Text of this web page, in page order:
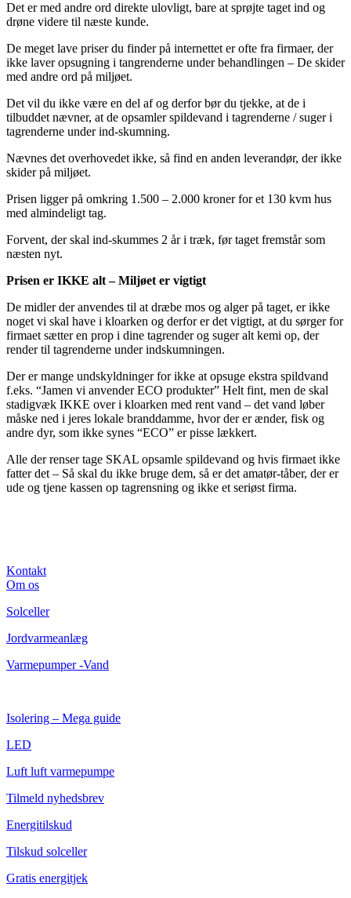
Det er med andre ord direkte ulovligt, bare at sprøjte taget ind og
drøne videre til næste kunde.
De meget lave priser du finder på internettet er ofte fra firmaer, der
ikke laver opsugning i tangrenderne under behandlingen – De skider
med andre ord på miljøet.
Det vil du ikke være en del af og derfor bør du tjekke, at de i
tilbuddet nævner, at de opsamler spildevand i tagrenderne / suger i
tagrenderne under ind-skumning.
Nævnes det overhovedet ikke, så find en anden leverandør, der ikke
skider på miljøet.
Prisen ligger på omkring 1.500 – 2.000 kroner for et 130 kvm hus
med almindeligt tag.
Forvent, der skal ind-skummes 2 år i træk, før taget fremstår som
næsten nyt.
Prisen er IKKE alt – Miljøet er vigtigt
De midler der anvendes til at dræbe mos og alger på taget, er ikke
noget vi skal have i kloarken og derfor er det vigtigt, at du sørger for
firmaet sætter en prop i dine tagrender og suger alt kemi op, der
render til tagrenderne under indskumningen.
Der er mange undskyldninger for ikke at opsuge ekstra spildvand
f.eks. “Jamen vi anvender ECO produkter” Helt fint, men de skal
stadigvæk IKKE over i kloarken med rent vand – det vand løber
måske ned i jeres lokale branddamme, hvor der er ænder, fisk og
andre dyr, som ikke synes “ECO” er pisse lækkert.
Alle der renser tage SKAL opsamle spildevand og hvis firmaet ikke
fatter det – Så skal du ikke bruge dem, så er det amatør-tåber, der er
ude og tjene kassen op tagrensning og ikke et seriøst firma.
Kontakt
Om os
Solceller
Jordvarmeanlæg
Varmepumper -Vand
Isolering – Mega guide
LED
Luft luft varmepumpe
Tilmeld nyhedsbrev
Energitilskud
Tilskud solceller
Gratis energitjek